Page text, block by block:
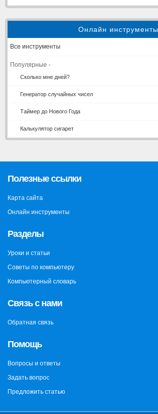
Онлайн инструменты
Все инструменты
Популярные -
Сколько мне дней?
Генератор случайных чисел
Таймер до Нового Года
Калькулятор сигарет
Полезные ссылки
Карта сайта
Онлайн инструменты
Разделы
Уроки и статьи
Советы по компьютеру
Компьютерный словарь
Связь с нами
Обратная связь
Помощь
Вопросы и ответы
Задать вопрос
Предложить статью